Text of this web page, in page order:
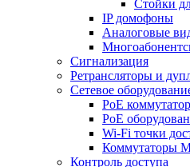
Стойки
IP домофоны
Аналоговые
Сигнализация
Ретрансляторы и
Сетевое
PoE
PoE
Wi-Fi точки
Коммутаторы
Контроль доступа